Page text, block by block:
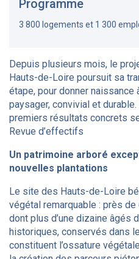
Programme
3 800 logements et 1 300
Depuis plusieurs mois, le
Hauts-de-Loire poursuit sa
étape, pour donner naissance
paysager, convivial et durable.
premiers résultats concrets
Revue d’effectifs
Un patrimoine arboré
nouvelles plantations
Le site des Hauts-de-Loire
végétal remarquable : près
dont plus d’une dizaine âgés
historiques, conservés dans
constituent l’ossature